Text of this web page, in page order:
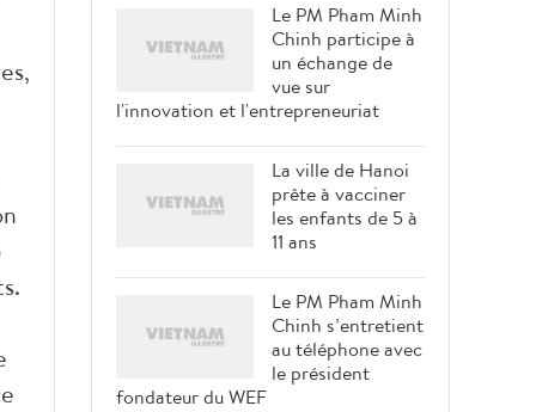
Le PM Pham Minh
Chinh participe à
un échange de
vue sur
l'innovation et l'entrepreneuriat
La ville de Hanoi
prête à vacciner
les enfants de 5 à
11 ans
Le PM Pham Minh
Chinh s’entretient
au téléphone avec
le président
fondateur du WEF